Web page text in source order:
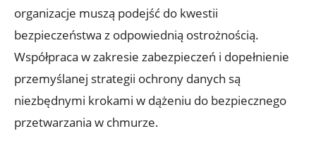
organizacje‍ muszą ⁢podejść do kwestii
bezpieczeństwa z odpowiednią ostrożnością.
Współpraca w zakresie zabezpieczeń i dopełnienie
przemyślanej strategii ochrony ⁣danych są
niezbędnymi krokami w dążeniu do bezpiecznego
przetwarzania w‌ chmurze.